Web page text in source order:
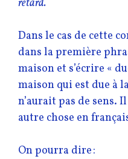
retard.
Dans le cas de cette
dans la première
maison et s’écrire «
maison qui est due à
n’aurait pas de sens.
autre chose en
On pourra dire :